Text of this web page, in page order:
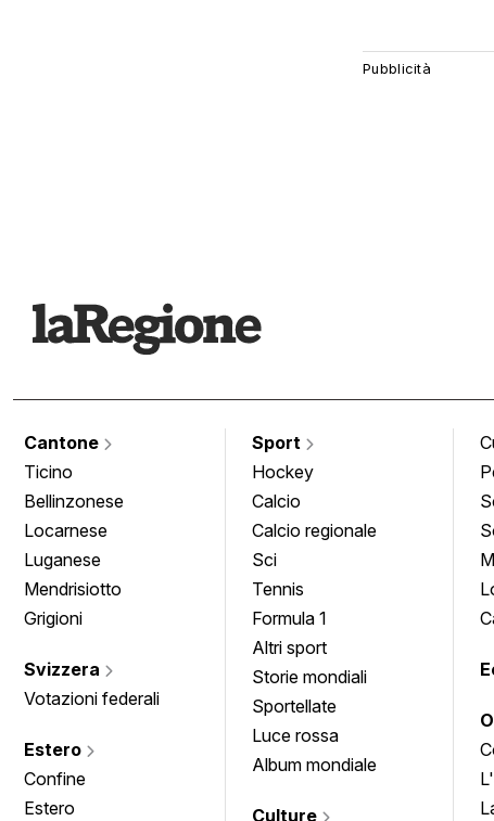
Cantone
Ticino
Bellinzonese
Locarnese
Luganese
Mendrisiotto
Grigioni
Svizzera
Votazioni federali
Estero
Confine
Estero
Sport
Hockey
Calcio
Calcio regionale
Sci
Tennis
Formula 1
Altri sport
Storie mondiali
Sportellate
Luce rossa
Album mondiale
Culture